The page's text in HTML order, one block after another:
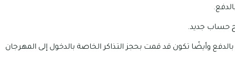
حساب جديد.
وأيضًا تكون قد قمت بحجز التذاكر الخاصة بالدخول إلى المهرجان